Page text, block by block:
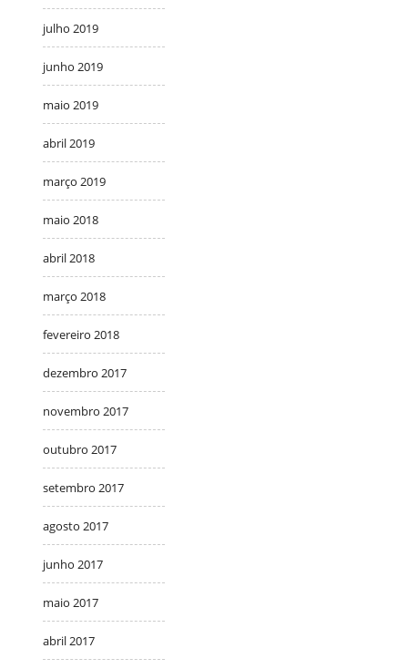
julho 2019
junho 2019
maio 2019
abril 2019
março 2019
maio 2018
abril 2018
março 2018
fevereiro 2018
dezembro 2017
novembro 2017
outubro 2017
setembro 2017
agosto 2017
junho 2017
maio 2017
abril 2017